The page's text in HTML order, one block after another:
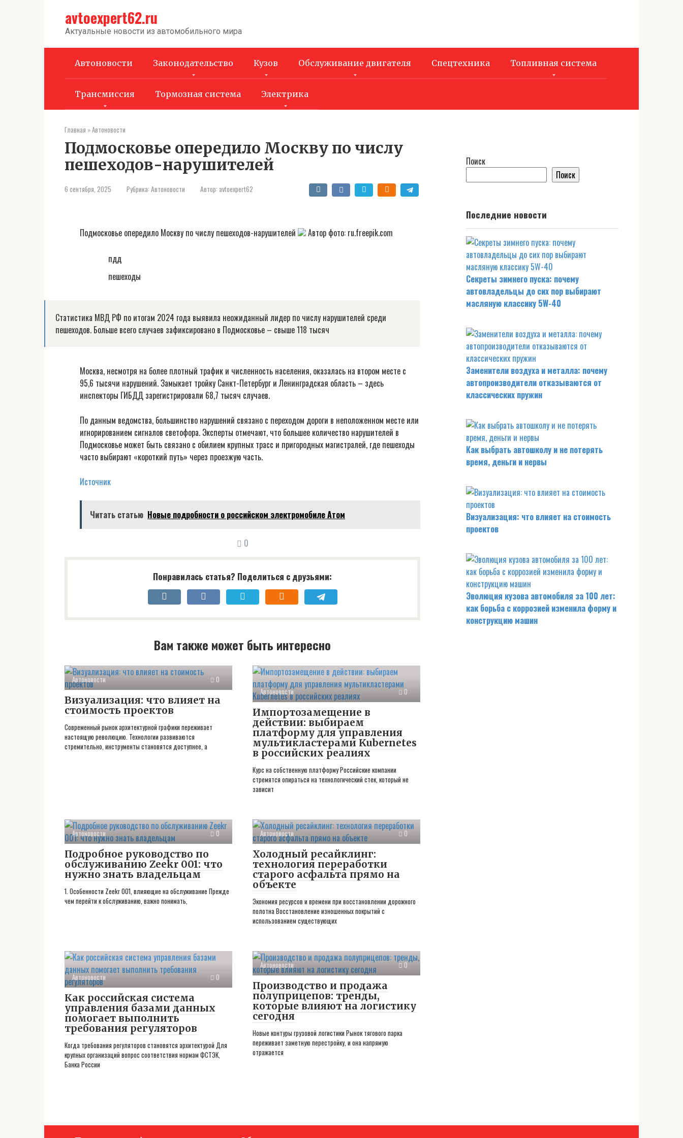
avtoexpert62.ru
Актуальные новости из автомобильного мира
Автоновости Законодательство Кузов Обслуживание двигателя Спецтехника Топливная система
Трансмиссия Тормозная система Электрика
Главная »Автоновости
Подмосковье опередило Москву по числу
пешеходов-нарушителей
6 сентября, 2025 Рубрика: Автоновости Автор: avtoexpert62
Подмосковье опередило Москву по числу пешеходов-нарушителей Автор фото: ru.freepik.com
пдд
пешеходы
Статистика МВД РФ по итогам 2024 года выявила неожиданный лидер по числу нарушителей среди
пешеходов. Больше всего случаев зафиксировано в Подмосковье – свыше 118 тысяч
Москва, несмотря на более плотный трафик и численность населения, оказалась на втором месте с
95,6 тысячи нарушений. Замыкает тройку Санкт-Петербург и Ленинградская область – здесь
инспекторы ГИБДД зарегистрировали 68,7 тысяч случаев.
По данным ведомства, большинство нарушений связано с переходом дороги в неположенном месте или
игнорированием сигналов светофора. Эксперты отмечают, что большее количество нарушителей в
Подмосковье может быть связано с обилием крупных трасс и пригородных магистралей, где пешеходы
часто выбирают «короткий путь» через проезжую часть.
Источник
Читать статью Новые подробности о российском электромобиле Атом
0
Понравилась статья? Поделиться с друзьями:
Вам также может быть интересно
Автоновости 0
Визуализация: что влияет на
стоимость проектов
Современный рынок архитектурной графики переживает
настоящую революцию. Технологии развиваются
стремительно, инструменты становятся доступнее, а
Автоновости 0
Импортозамещение в
действии: выбираем
платформу для управления
мультикластерами Kubernetes
в российских реалиях
Курс на собственную платформу Российские компании
стремятся опираться на технологический стек, который не
зависит
Автоновости 0
Подробное руководство по
обслуживанию Zeekr 001: что
нужно знать владельцам
1. Особенности Zeekr 001, влияющие на обслуживание Прежде
чем перейти к обслуживанию, важно понимать,
Автоновости 0
Холодный ресайклинг:
технология переработки
старого асфальта прямо на
объекте
Экономия ресурсов и времени при восстановлении дорожного
полотна Восстановление изношенных покрытий с
использованием существующих
Автоновости 0
Как российская система
управления базами данных
помогает выполнить
требования регуляторов
Когда требования регуляторов становятся архитектурой Для
крупных организаций вопрос соответствия нормам ФСТЭК,
Банка России
Автоновости 0
Производство и продажа
полуприцепов: тренды,
которые влияют на логистику
сегодня
Новые контуры грузовой логистики Рынок тягового парка
переживает заметную перестройку, и она напрямую
отражается
Поиск
Поиск
Последние новости
Секреты зимнего пуска: почему
автовладельцы до сих пор выбирают
масляную классику 5W-40
Заменители воздуха и металла: почему
автопроизводители отказываются от
классических пружин
Как выбрать автошколу и не потерять
время, деньги и нервы
Визуализация: что влияет на стоимость
проектов
Эволюция кузова автомобиля за 100 лет:
как борьба с коррозией изменила форму и
конструкцию машин